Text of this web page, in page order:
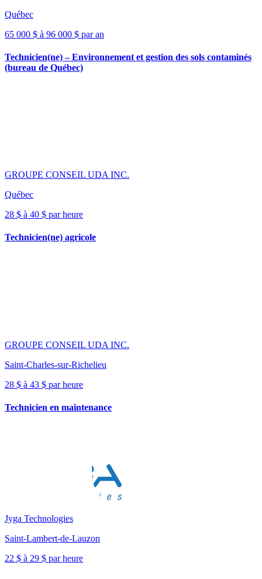
Québec
65 000 $ à 96 000 $ par an
Technicien(ne) – Environnement et gestion des sols contaminés
(bureau de Québec)
GROUPE CONSEIL UDA INC.
Québec
28 $ à 40 $ par heure
Technicien(ne) agricole
GROUPE CONSEIL UDA INC.
Saint-Charles-sur-Richelieu
28 $ à 43 $ par heure
Technicien en maintenance
Jyga Technologies
Saint-Lambert-de-Lauzon
22 $ à 29 $ par heure